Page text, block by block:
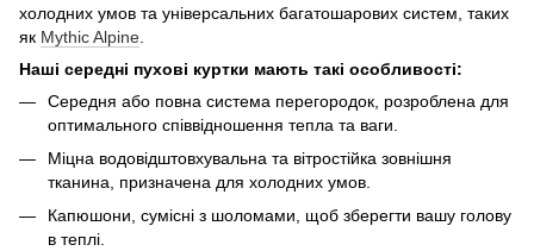
холодних умов та універсальних багатошарових систем, таких
як Mythic Alpine
Наші середні пухові куртки мають такі особливості:
Середня або повна система перегородок, розроблена для
оптимального співвідношення тепла та ваги.
Міцна водовідштовхувальна та вітростійка зовнішня
тканина, призначена для холодних умов.
Капюшони, сумісні з шоломами, щоб зберегти вашу голову
в теплі.